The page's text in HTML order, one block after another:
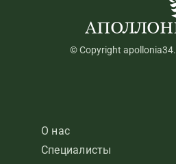
© Copyright
О нас
Специалисты